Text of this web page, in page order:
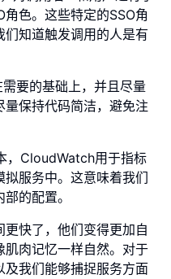
色。这些特定的SSO角
知道触发调用的人是有
要的基础上，并且尽量
保持代码简洁，避免注
，CloudWatch用于指标
服务中。这意味着我们
的配置。
快了，他们变得更加自
肉记忆一样自然。对于
及我们能够捕捉服务方面